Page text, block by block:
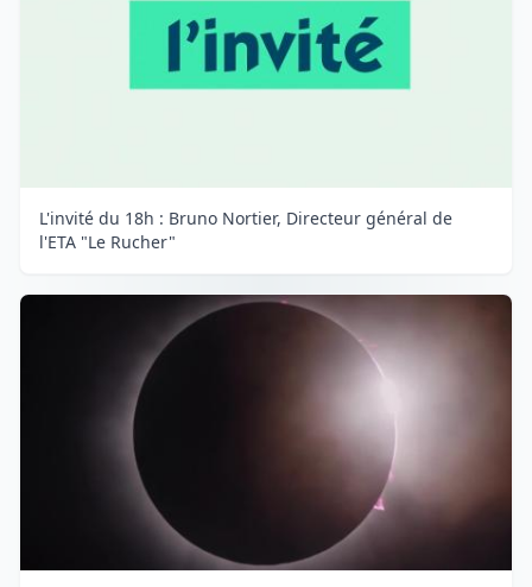
L'invité du 18h : Bruno Nortier, Directeur général de
l'ETA "Le Rucher"